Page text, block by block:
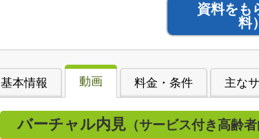
資料をも
料）
基本情報 動画 料金・条件 主な
バーチャル内見 （サービス付き高齢